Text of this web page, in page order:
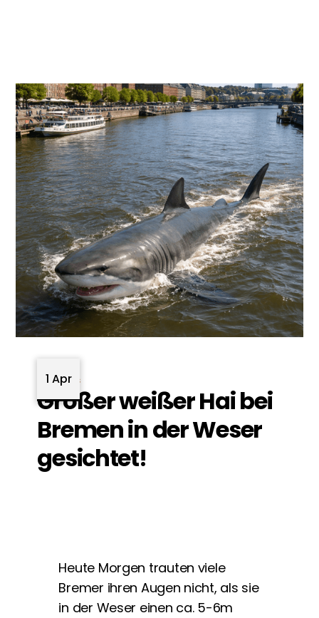
News
Großer weißer Hai bei
Bremen in der Weser
gesichtet!
Heute Morgen trauten viele
Bremer ihren Augen nicht, als sie
in der Weser einen ca. 5-6m
1 Apr